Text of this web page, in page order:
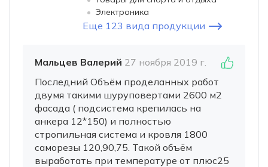
Электроника
Еще 123 вида продукции
Мальцев Валерий 27 ноября 2019 г.
Последний Объём проделанных работ
двумя такими шуруповертами 2600 м2
фасада ( подсистема крепилась на
анкера 12*150) и полностью
стропильная система и кровля 1800
саморезы 120,90,75. Такой объём
выработать при температуре от плюс25